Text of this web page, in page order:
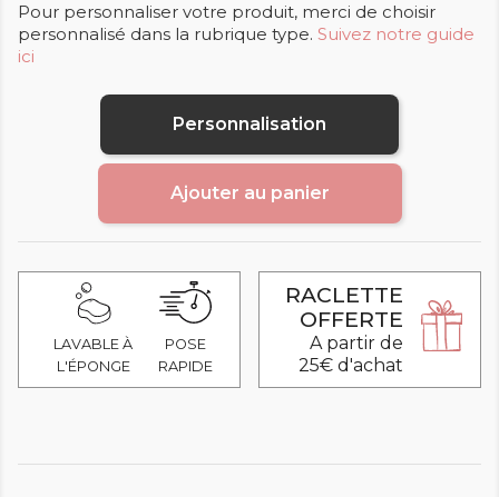
Pour personnaliser votre produit, merci de choisir
personnalisé dans la rubrique type. Suivez notre guide
ici
Personnalisation
Ajouter au panier
LAVABLE À
L'ÉPONGE
POSE
RAPIDE
RACLETTE
OFFERTE
A partir de
25€ d'achat